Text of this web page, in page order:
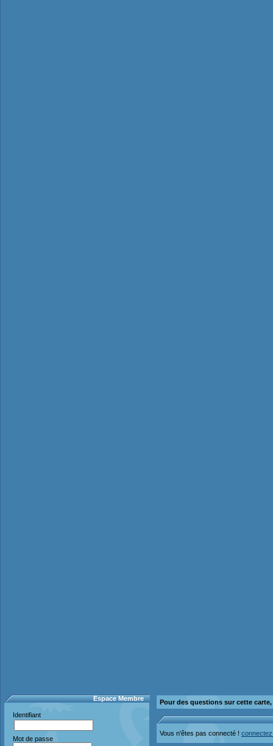
Espace Membre
Identifiant
Mot de passe
Pour des questions sur cette
Vous n'êtes pas connecté !